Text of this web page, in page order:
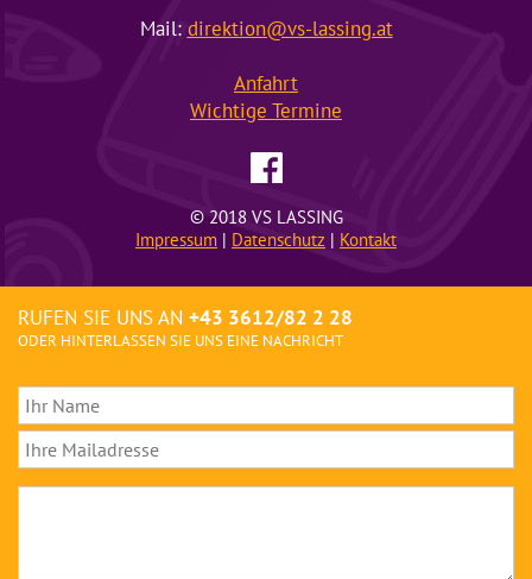
Mail: direktion@vs-lassing.at
Anfahrt
Wichtige Termine
© 2018 VS LASSING
Impressum | Datenschutz | Kontakt
RUFEN SIE UNS AN +43 3612/82 2 28
ODER HINTERLASSEN SIE UNS EINE NACHRICHT